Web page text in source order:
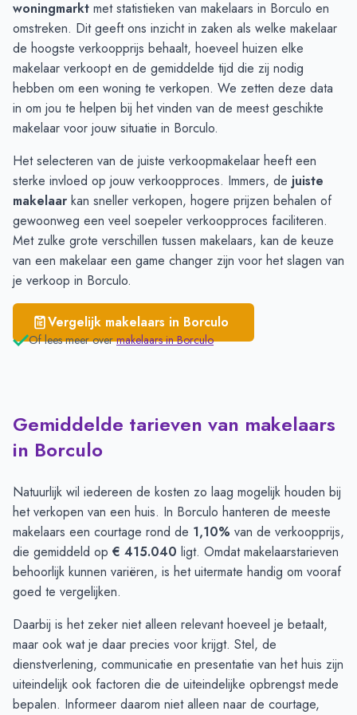
Haarlo
€ 3.509
Groenlo
€ 3.419
Neede
€ 3.098
Eibergen
€ 3.021
woningmarkt met statistieken van makelaars in Borculo en
omstreken. Dit geeft ons inzicht in zaken als welke makelaar
de hoogste verkoopprijs behaalt, hoeveel huizen elke
makelaar verkoopt en de gemiddelde tijd die zij nodig
hebben om een woning te verkopen. We zetten deze data
in om jou te helpen bij het vinden van de meest geschikte
makelaar voor jouw situatie in Borculo.
Het selecteren van de juiste verkoopmakelaar heeft een
sterke invloed op jouw verkoopproces. Immers, de juiste
makelaar kan sneller verkopen, hogere prijzen behalen of
gewoonweg een veel soepeler verkoopproces faciliteren.
Met zulke grote verschillen tussen makelaars, kan de keuze
van een makelaar een game changer zijn voor het slagen van
je verkoop in Borculo.
Vergelijk makelaars in Borculo
Of lees meer over makelaars inBorculo
Gemiddelde tarieven van makelaars
in Borculo
Natuurlijk wil iedereen de kosten zo laag mogelijk houden bij
het verkopen van een huis. In Borculo hanteren de meeste
makelaars een courtage rond de 1,10% van de verkoopprijs,
die gemiddeld op € 415.040 ligt. Omdat makelaarstarieven
behoorlijk kunnen variëren, is het uitermate handig om vooraf
goed te vergelijken.
Daarbij is het zeker niet alleen relevant hoeveel je betaalt,
maar ook wat je daar precies voor krijgt. Stel, de
dienstverlening, communicatie en presentatie van het huis zijn
uiteindelijk ook factoren die de uiteindelijke opbrengst mede
bepalen. Informeer daarom niet alleen naar de courtage,